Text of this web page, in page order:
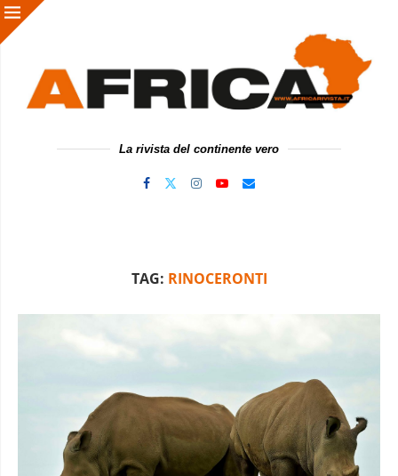
La rivista del continente vero
TAG: RINOCERONTI